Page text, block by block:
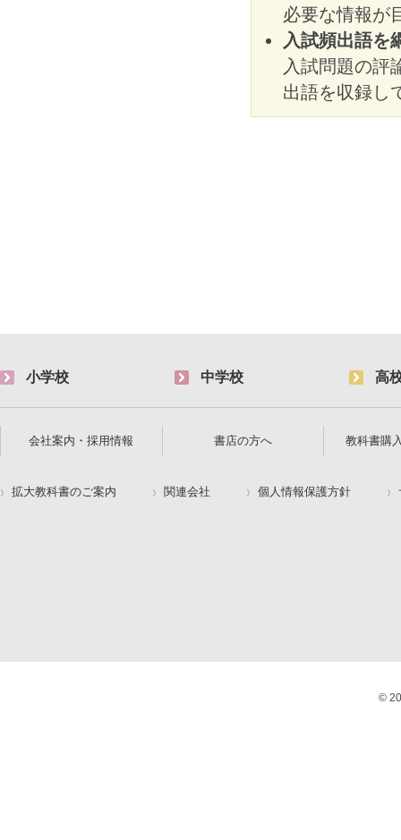
必要な情報が
入試頻出語を
入試問題の評
出語を収録し
小学校 中学校 高
会社案内・採用情報 書店の方へ 教科書購
拡大教科書のご案内 関連会社 個人情報保護方針
©